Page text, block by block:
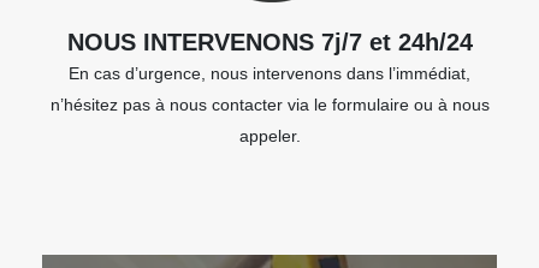
NOUS INTERVENONS 7j/7 et 24h/24
En cas d’urgence, nous intervenons dans l’immédiat,
n’hésitez pas à nous contacter via le formulaire ou à nous
appeler.